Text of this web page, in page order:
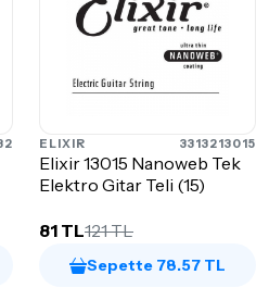
ELIXIR 3313213015
Elixir 13015 Nanoweb Tek
Elektro Gitar Teli (15)
81 TL121 TL
Sepette 78.57 TL